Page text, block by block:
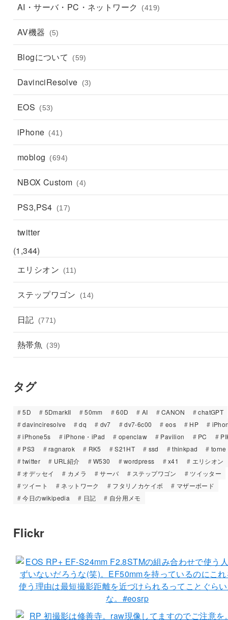
AI・サーバ・PC・ネットワーク (419)
AV機器 (5)
Blogについて (59)
DavinciResolve (3)
EOS (53)
iPhone (41)
moblog (694)
NBOX Custom (4)
PS3,PS4 (17)
twitter
(1,344)
エリシオン
(11)
ステップワゴン (14)
日記 (771)
熱帯魚 (39)
タグ
5D 5DmarkII 50mm 60D AI CANON
chatGPT
davinciresolve
dq dv7 dv7-6c00 eos HP
iPhone5s
iPhone・iPad openclaw Pavilion PC
PS3
ragnarok RK5 S21HT ssd thinkpad
torne
twitter
URL紹介 W530 wordpress x41
エリシオン
オデッセイ
カメラ サーバ ステップワゴン
ツイッター
ツイート
ネットワーク フタリノカケイボ
マザーボード
今日のwikipedia
日記 自分用メモ
Flickr